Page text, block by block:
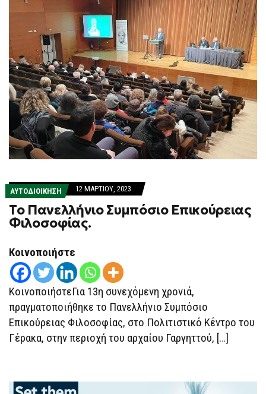
ΑΥΤΟΔΙΟΙΚΗΣΗ 12 ΜΑΡΤΊΟΥ, 2023
Το Πανελλήνιο Συμπόσιο Επικούρειας
Φιλοσοφίας.
Κοινοποιήστε
ΚοινοποιήστεΓια 13η συνεχόμενη χρονιά,
πραγματοποιήθηκε το Πανελλήνιο Συμπόσιο
Επικούρειας Φιλοσοφίας, στο Πολιτιστικό Κέντρο του
Γέρακα, στην περιοχή του αρχαίου Γαργηττού, […]